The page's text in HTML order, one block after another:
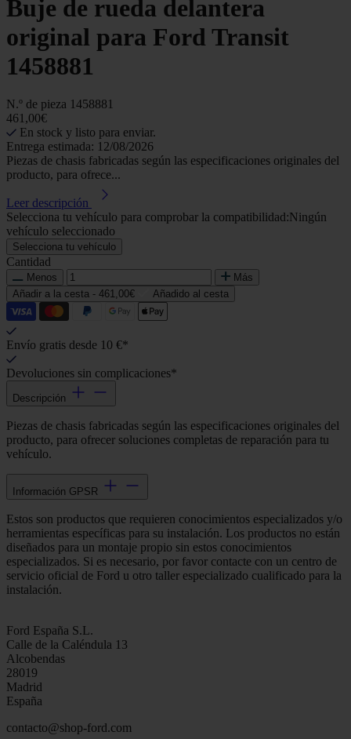
Buje de rueda delantera
original para Ford Transit
1458881
N.º de pieza 1458881
461,00€
En stock y listo para enviar.
Entrega estimada: 12/08/2026
Piezas de chasis fabricadas según las especificaciones originales del
producto, para ofrece...
Leer descripción
Selecciona tu vehículo para comprobar la compatibilidad:Ningún
vehículo seleccionado
Selecciona tu vehículo
Cantidad
Menos
Más
Añadir a la cesta - 461,00€ Añadido al cesta
Envío gratis desde 10 €*
Devoluciones sin complicaciones*
Descripción
Piezas de chasis fabricadas según las especificaciones originales del
producto, para ofrecer soluciones completas de reparación para tu
vehículo.
Información GPSR
Estos son productos que requieren conocimientos especializados y/o
herramientas específicas para su instalación. Los productos no están
diseñados para un montaje propio sin estos conocimientos
especializados. Si es necesario, por favor contacte con un centro de
servicio oficial de Ford u otro taller especializado cualificado para la
instalación.
Ford España S.L.
Calle de la Caléndula 13
Alcobendas
28019
Madrid
España
contacto@shop-ford.com